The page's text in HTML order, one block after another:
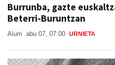
Burrunba, gazte
Beterri-Buruntzan
Aiurri abu 07, 07:00 URNIETA